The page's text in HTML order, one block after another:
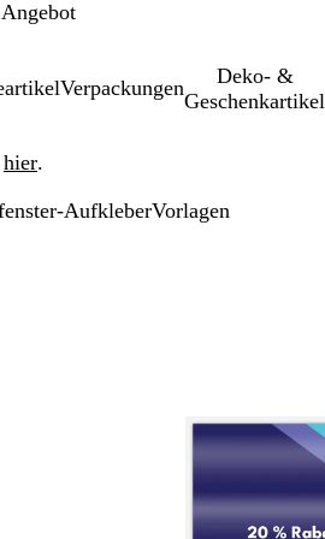
Verpackungen
Deko- &
Geschenkartikel
hier.
AufkleberVorlagen